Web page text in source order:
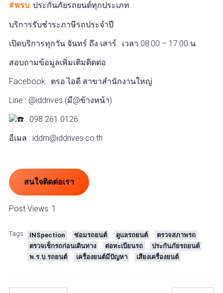
#พรบ. ประกันภัยรถยนต์ทุกประเภท
บริการรับชำระภาษีรถประจำปี
เปิดบริการทุกวัน จันทร์ ถึง เสาร์ : เวลา 08:00 – 17:00 น.
สอบถามข้อมูลเพิ่มเติมติดต่อ:
Facebook : ตรอ.ไอดี สาขาสำนักงานใหญ่
Line : @iddrives (มี@ข้างหน้า)
: 098 261 0126
อีเมล : iddm@iddrives.co.th
สนใจติดต่อเรา
Post Views: 1
Tags: INSpection ซ่อมรถยนต์ ดูแลรถยนต์
ตรวจสภาพรถ
ตรวจเช็กรถก่อนเดินทาง
ต่อทะเบียนรถ
ประกันภัยรถยนต์
พ.ร.บ.รถยนต์
เครื่องยนต์มีปัญหา เสียงเครื่องยนต์